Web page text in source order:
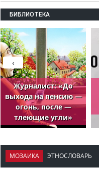
БИБЛИОТЕКА
Журналист: «До
выхода на пенсию —
огонь, после —
тлеющие угли»
‹
МОЗАИКА ЭТНОСЛОВАРЬ